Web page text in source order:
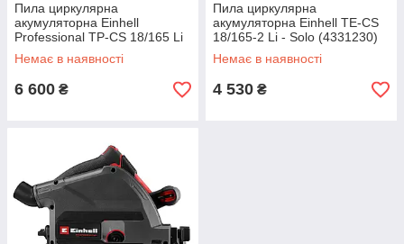
Пила циркулярна
акумуляторна Einhell
Professional TP-CS 18/165 Li
BL - Solo (4331225)
Немає в наявності
6 600 ₴
Пила циркулярна
акумуляторна Einhell TE-CS
18/165-2 Li - Solo (4331230)
Немає в наявності
4 530 ₴